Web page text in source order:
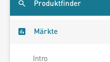
Produktfinder
Märkte
Intro